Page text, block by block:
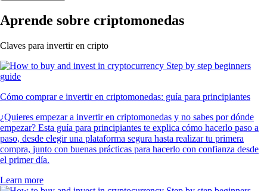
Aprende sobre criptomonedas
Claves para invertir en cripto
Cómo comprar e invertir en criptomonedas: guía para principiantes
¿Quieres empezar a invertir en criptomonedas y no sabes por dónde
empezar? Esta guía para principiantes te explica cómo hacerlo paso a
paso, desde elegir una plataforma segura hasta realizar tu primera
compra, junto con buenas prácticas para hacerlo con confianza desde
el primer día.
Learn more